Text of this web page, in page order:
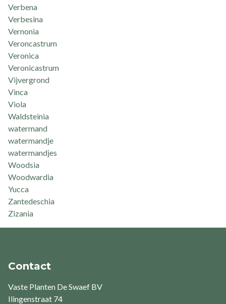
Verbena
Verbesina
Vernonia
Veroncastrum
Veronica
Veronicastrum
Vijvergrond
Vinca
Viola
Waldsteinia
watermand
watermandje
watermandjes
Woodsia
Woodwardia
Yucca
Zantedeschia
Zizania
Contact
Vaste Planten De Swaef BV
Ilingenstraat 74